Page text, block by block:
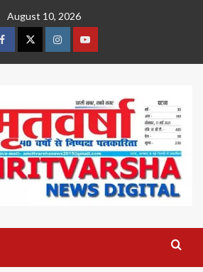
August 10, 2026
FacebookTwitterInstagramYoutube